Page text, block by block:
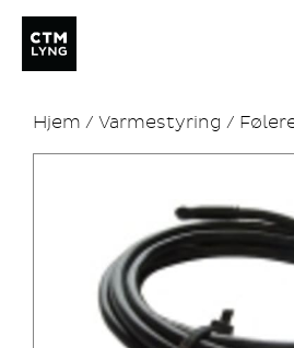
Hjem / Varmestyring /